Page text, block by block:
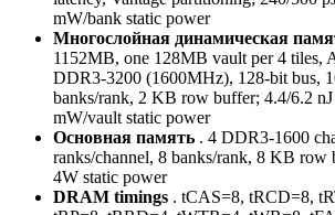
mW/bank static power
Многослойная динамическая
1152MB, one 128MB vault per 4
DDR3-3200 (1600MHz), 128-bit bus,
banks/rank, 2 KB row buffer; 4.4/6.2
mW/vault static power
Основная память . 4 DDR3-1600
ranks/channel, 8 banks/rank, 8 KB row
4W static power
DRAM timings . tCAS=8, tRCD=8,